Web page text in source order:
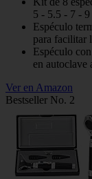
5 - 5.5 - 7 -
Espéculo
para facilitar
Espéculo
en autoclave
Ver en Amazon
Bestseller No. 2